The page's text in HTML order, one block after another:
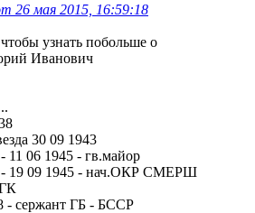
26 мая 2015, 16:59:18
узнать побольше о
Иванович
30 09 1943
1945 - гв.майор
1945 - нач.ОКР СМЕРШ
- сержант ГБ - БССР